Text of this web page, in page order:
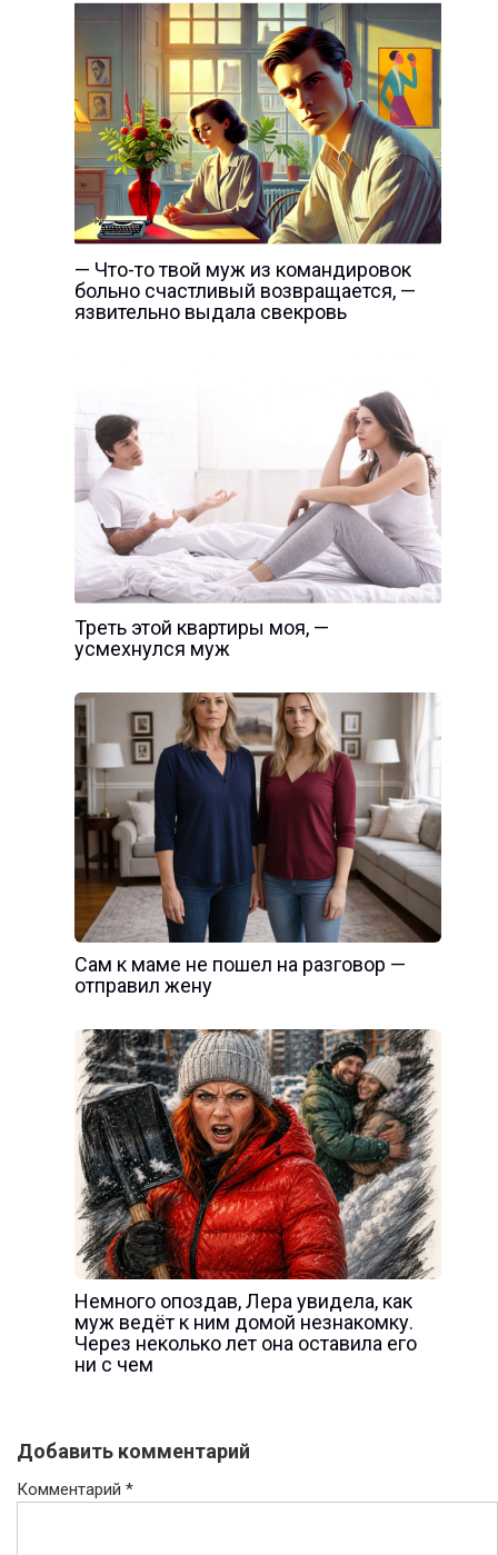
— Что-то твой муж из командировок
больно счастливый возвращается, —
язвительно выдала свекровь
Треть этой квартиры моя, —
усмехнулся муж
Сам к маме не пошел на разговор —
отправил жену
Немного опоздав, Лера увидела, как
муж ведёт к ним домой незнакомку.
Через неколько лет она оставила его
ни с чем
Добавить комментарий
Комментарий *